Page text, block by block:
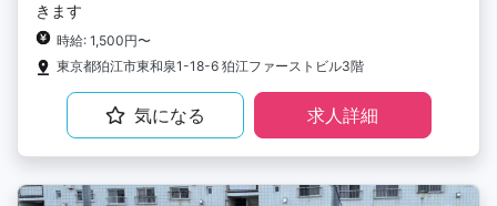
きます
時給: 1,500円〜
東京都狛江市東和泉1-18-6 狛江ファーストビル3階
気になる 求人詳細